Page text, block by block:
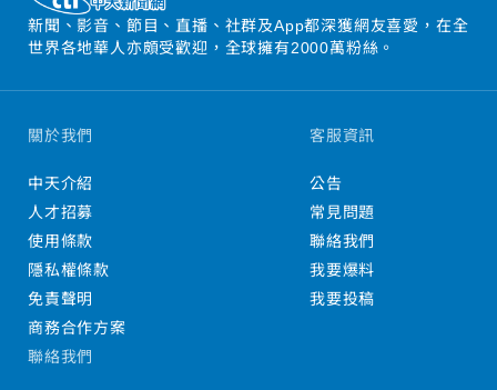
新聞、影音、節目、直播、社群及App都深獲網友喜愛，在全
世界各地華人亦頗受歡迎，全球擁有2000萬粉絲。
關於我們
中天介紹
人才招募
使用條款
隱私權條款
免責聲明
商務合作方案
客服資訊
公告
常見問題
聯絡我們
我要爆料
我要投稿
聯絡我們